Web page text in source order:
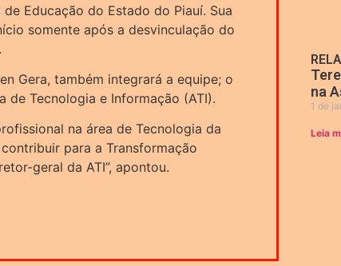
Educação do Estado do Piauí. Sua
somente após a desvinculação do
Gera, também integrará a equipe; o
de Tecnologia e Informação (ATI).
na área de Tecnologia da
para a Transformação
geral da ATI”, apontou.
na
1 de
Leia